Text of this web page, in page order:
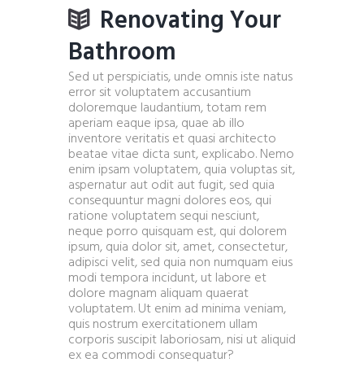
Renovating Your
Bathroom
Sed ut perspiciatis, unde omnis iste natus
error sit voluptatem accusantium
doloremque laudantium, totam rem
aperiam eaque ipsa, quae ab illo
inventore veritatis et quasi architecto
beatae vitae dicta sunt, explicabo. Nemo
enim ipsam voluptatem, quia voluptas sit,
aspernatur aut odit aut fugit, sed quia
consequuntur magni dolores eos, qui
ratione voluptatem sequi nesciunt,
neque porro quisquam est, qui dolorem
ipsum, quia dolor sit, amet, consectetur,
adipisci velit, sed quia non numquam eius
modi tempora incidunt, ut labore et
dolore magnam aliquam quaerat
voluptatem. Ut enim ad minima veniam,
quis nostrum exercitationem ullam
corporis suscipit laboriosam, nisi ut aliquid
ex ea commodi consequatur?